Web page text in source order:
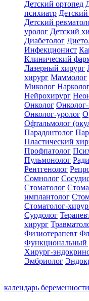
Детский ортопед
психиатр
Детский
уролог Детский
Диабетолог
Инфекционист
Клинический
Лазерный хирург
хирург Маммолог
Миколог
Нейрохирург
Онколог
Онколог-уролог
Офтальмолог
Парадонтолог
Пластический
Профпатолог
Пульмонолог
Рентгенолог
Сомнолог
Стоматолог
имплантолог
Стоматолог-
Сурдолог
хирург
Физиотерапевт
Функциональный
Хирург-
Эмбриолог
календарь беременности